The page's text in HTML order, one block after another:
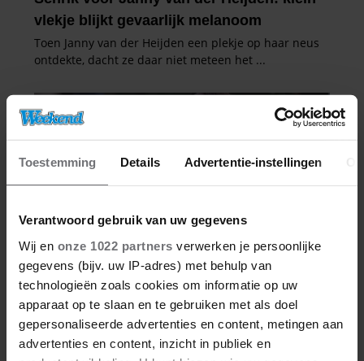
Toestemming Details Advertentie-instellingen
Verantwoord gebruik van uw gegevens
Wij en onze 1022 partners verwerken je persoonlijke
gegevens (bijv. uw IP-adres) met behulp van
technologieën zoals cookies om informatie op uw
apparaat op te slaan en te gebruiken met als doel
gepersonaliseerde advertenties en content, metingen aan
advertenties en content, inzicht in publiek en